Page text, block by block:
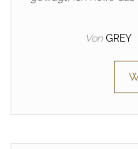
Von GREY